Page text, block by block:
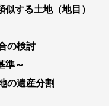
する土地（地目）
の検討
準～
の遺産分割